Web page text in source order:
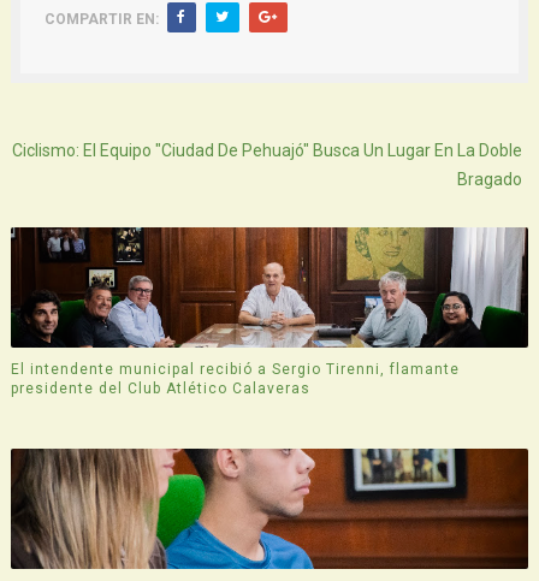
COMPARTIR EN:
Ciclismo: El Equipo "Ciudad De Pehuajó" Busca Un Lugar En La Doble
Bragado
El intendente municipal recibió a Sergio Tirenni, flamante
presidente del Club Atlético Calaveras